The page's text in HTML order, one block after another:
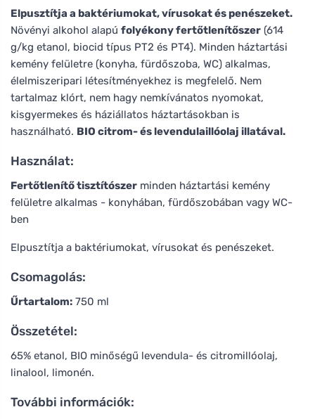
Elpusztítja a baktériumokat, vírusokat és penészeket.
Növényi alkohol alapú folyékony fertőtlenítőszer (614
g/kg etanol, biocid típus PT2 és PT4). Minden háztartási
kemény felületre (konyha, fürdőszoba, WC) alkalmas,
élelmiszeripari létesítményekhez is megfelelő. Nem
tartalmaz klórt, nem hagy nemkívánatos nyomokat,
kisgyermekes és háziállatos háztartásokban is
használható. BIO citrom- és levendulaillóolaj illatával.
Használat:
Fertőtlenítő tisztítószer minden háztartási kemény
felületre alkalmas - konyhában, fürdőszobában vagy WC-
ben
Elpusztítja a baktériumokat, vírusokat és penészeket.
Csomagolás:
Űrtartalom: 750 ml
Összetétel:
65% etanol, BIO minőségű levendula- és citromillóolaj,
linalool, limonén.
További információk: